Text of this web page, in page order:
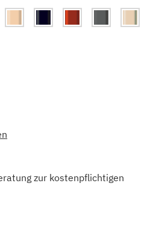
zur kostenpflichtigen